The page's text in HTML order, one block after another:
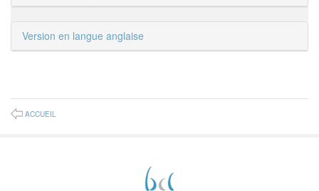
Version en langue anglaise
ACCUEIL